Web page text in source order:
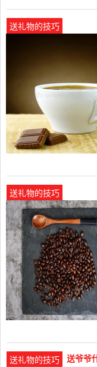
送礼物的技巧
老爷爷过生日送什么
送礼物的技巧
老人90大寿应该送什么
送礼物的技巧 送爷爷